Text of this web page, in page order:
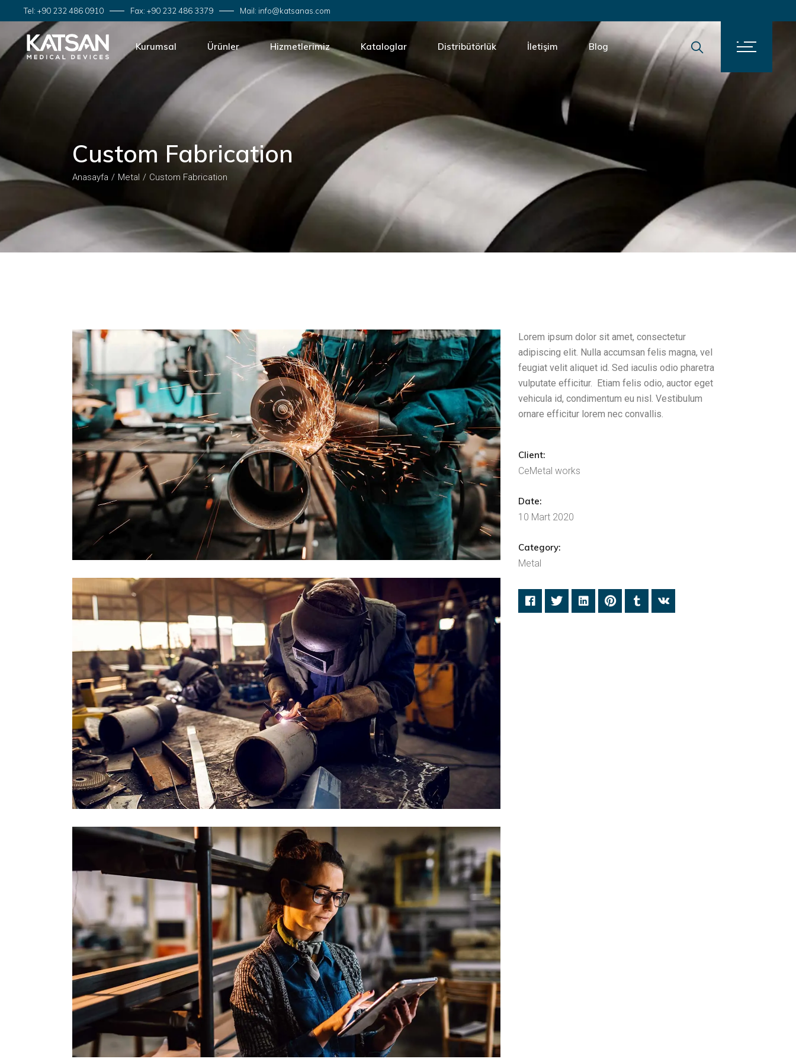
Tel: +90 232 486 0910 Fax: +90 232 486 3379 Mail: info@katsanas.com
Kurumsal
Hakkımızda
Dağıtım Ağımız
Kalite Politikamız
Ürünler
Ameliyat İplikleri
Laparoskopik Cerrahi
Spor Cerrahisi
Hemostat
Mesh
Hizmetlerimiz
OEM Üretimi
Ürün Tasarımı
EO Sterilizasyon
Montaj ve Paketleme
Performans Test Düzeneği Tasarımı
Kalite Belgelendirme
Pazarlama Hizmetleri
Fabrika Kurulumu Danışmanlık Hizmeti
Kataloglar Distribütörlük İletişim Blog
Custom Fabrication
Anasayfa Metal Custom Fabrication
Lorem ipsum dolor sit amet, consectetur
adipiscing elit. Nulla accumsan felis magna, vel
feugiat velit aliquet id. Sed iaculis odio pharetra
vulputate efficitur. Etiam felis odio, auctor eget
vehicula id, condimentum eu nisl. Vestibulum
ornare efficitur lorem nec convallis.
Client:
CeMetal works
Date:
10 Mart 2020
Category:
Metal